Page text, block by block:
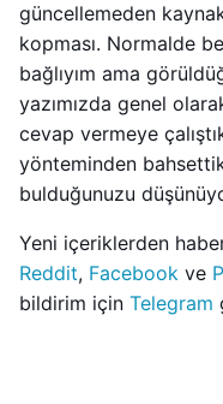
güncellemeden
kopması. Normalde
bağlıyım ama
yazımızda genel
cevap vermeye
yönteminden
bulduğunuzu
Yeni içeriklerden
Reddit, Facebook ve
bildirim için Telegram